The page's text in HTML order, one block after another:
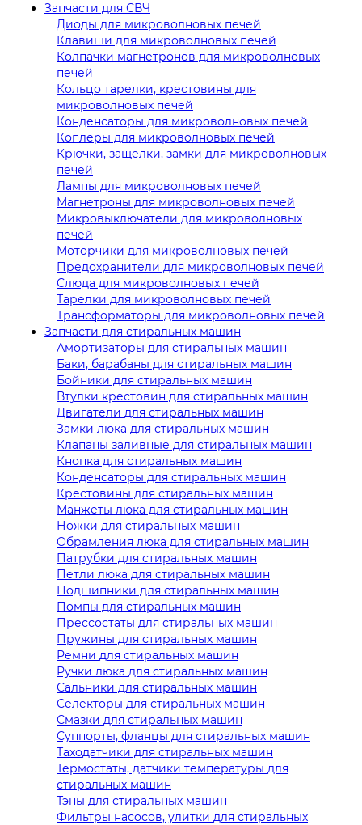
Запчасти для СВЧ
Диоды для микроволновых печей
Клавиши для микроволновых печей
Колпачки магнетронов для микроволновых
печей
Кольцо тарелки, крестовины для
микроволновых печей
Конденсаторы для микроволновых печей
Коплеры для микроволновых печей
Крючки, защелки, замки для микроволновых
печей
Лампы для микроволновых печей
Магнетроны для микроволновых печей
Микровыключатели для микроволновых
печей
Моторчики для микроволновых печей
Предохранители для микроволновых печей
Слюда для микроволновых печей
Тарелки для микроволновых печей
Трансформаторы для микроволновых печей
Запчасти для стиральных машин
Амортизаторы для стиральных машин
Баки, барабаны для стиральных машин
Бойники для стиральных машин
Втулки крестовин для стиральных машин
Двигатели для стиральных машин
Замки люка для стиральных машин
Клапаны заливные для стиральных машин
Кнопка для стиральных машин
Конденсаторы для стиральных машин
Крестовины для стиральных машин
Манжеты люка для стиральных машин
Ножки для стиральных машин
Обрамления люка для стиральных машин
Патрубки для стиральных машин
Петли люка для стиральных машин
Подшипники для стиральных машин
Помпы для стиральных машин
Прессостаты для стиральных машин
Пружины для стиральных машин
Ремни для стиральных машин
Ручки люка для стиральных машин
Сальники для стиральных машин
Селекторы для стиральных машин
Смазки для стиральных машин
Суппорты, фланцы для стиральных машин
Таходатчики для стиральных машин
Термостаты, датчики температуры для
стиральных машин
Тэны для стиральных машин
Фильтры насосов, улитки для стиральных